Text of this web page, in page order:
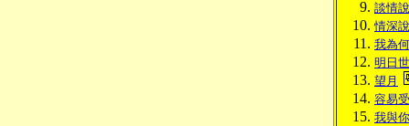
談情
情深
我為
明日
望月
容易
我與你